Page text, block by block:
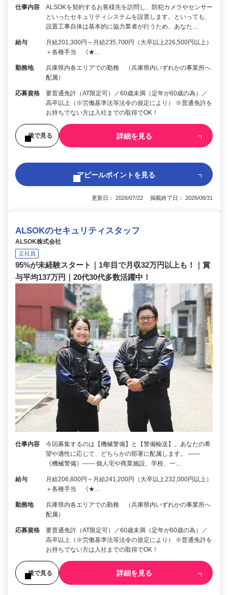
仕事内容
ALSOKを契約するお客様先を訪問し、防犯カメラやセンサー
といったセキュリティシステムを設置します。といっても、
設置工事自体は基本的に協力業者が行うため、あなた…
給与
月給201,300円～月給235,700円（大卒以上226,500円以上）
＋各種手当 《★…
勤務地
兵庫県内各エリアでの勤務 （兵庫県内いずれかの事業所へ
配属）
応募資格
要普通免許（AT限定可）／60歳未満（定年が60歳の為）／
高卒以上（※労働基準法等法令の規定により） ※普通免許を
お持ちでない方は入社までの取得でOK！
後で見る 詳細を見る
アピールポイントを見る
更新日： 2026/07/22 掲載終了日： 2026/08/31
ALSOKのセキュリティスタッフ
ALSOK株式会社
正社員
95%が未経験スタート｜1年目で月収32万円以上も！｜賞
与平均137万円｜20代30代多数活躍中！
仕事内容
今回募集するのは【機械警備】と【警備輸送】。あなたの希
望や適性に応じて、どちらかの部署に配属します。 ――
《機械警備》―― 個人宅や商業施設、学校、一…
給与
月給206,800円～月給241,200円（大卒以上232,000円以上）
＋各種手当 《★…
勤務地
兵庫県内各エリアでの勤務 （兵庫県内いずれかの事業所へ
配属）
応募資格
要普通免許（AT限定可）／60歳未満（定年が60歳の為）／
高卒以上（※労働基準法等法令の規定により） ※普通免許を
お持ちでない方は入社までの取得でOK！
後で見る 詳細を見る